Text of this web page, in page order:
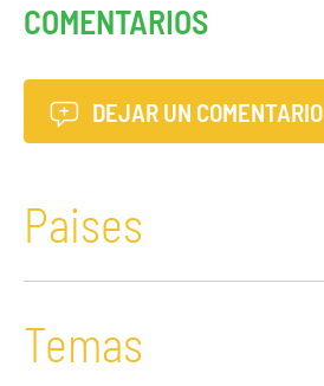
COMENTARIOS
DEJAR UN COMENTARIO
Paises
Temas